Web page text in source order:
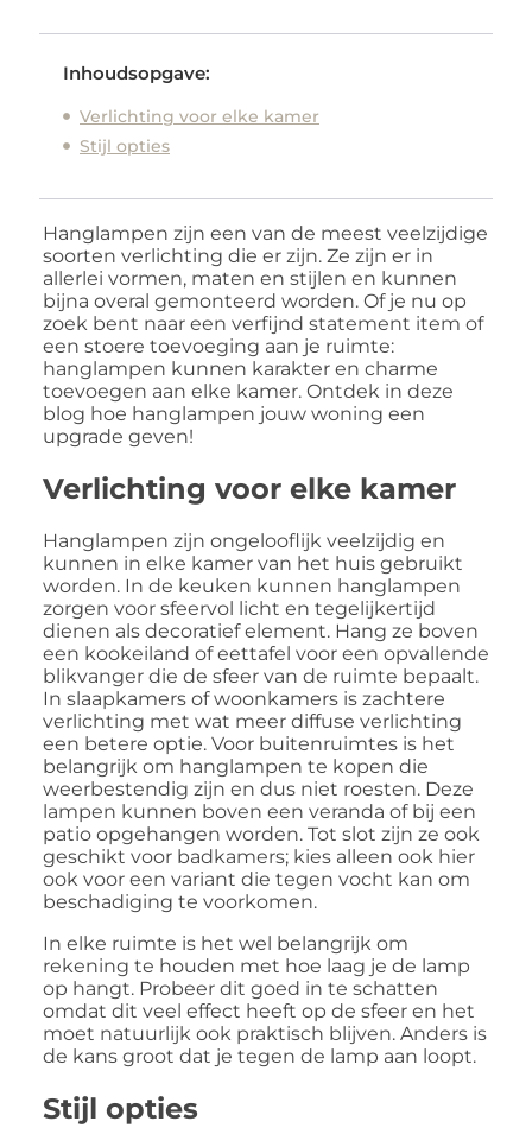
Inhoudsopgave:
Verlichting voor elke kamer
Stijl opties
Hanglampen zijn een van de meest veelzijdige
soorten verlichting die er zijn. Ze zijn er in
allerlei vormen, maten en stijlen en kunnen
bijna overal gemonteerd worden. Of je nu op
zoek bent naar een verfijnd statement item of
een stoere toevoeging aan je ruimte:
hanglampen kunnen karakter en charme
toevoegen aan elke kamer. Ontdek in deze
blog hoe hanglampen jouw woning een
upgrade geven!
Verlichting voor elke kamer
Hanglampen zijn ongelooflijk veelzijdig en
kunnen in elke kamer van het huis gebruikt
worden. In de keuken kunnen hanglampen
zorgen voor sfeervol licht en tegelijkertijd
dienen als decoratief element. Hang ze boven
een kookeiland of eettafel voor een opvallende
blikvanger die de sfeer van de ruimte bepaalt.
In slaapkamers of woonkamers is zachtere
verlichting met wat meer diffuse verlichting
een betere optie. Voor buitenruimtes is het
belangrijk om hanglampen te kopen die
weerbestendig zijn en dus niet roesten. Deze
lampen kunnen boven een veranda of bij een
patio opgehangen worden. Tot slot zijn ze ook
geschikt voor badkamers; kies alleen ook hier
ook voor een variant die tegen vocht kan om
beschadiging te voorkomen.
In elke ruimte is het wel belangrijk om
rekening te houden met hoe laag je de lamp
op hangt. Probeer dit goed in te schatten
omdat dit veel effect heeft op de sfeer en het
moet natuurlijk ook praktisch blijven. Anders is
de kans groot dat je tegen de lamp aan loopt.
Stijl opties